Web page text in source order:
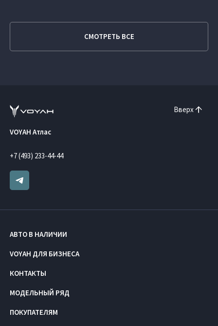
СМОТРЕТЬ ВСЕ
Вверх
VOYAH Атлас
+7 (493) 233-44-44
АВТО В НАЛИЧИИ
VOYAH ДЛЯ БИЗНЕСА
КОНТАКТЫ
МОДЕЛЬНЫЙ РЯД
ПОКУПАТЕЛЯМ